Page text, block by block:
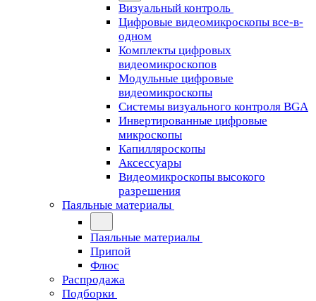
Визуальный контроль
Цифровые видеомикроскопы все-в-
одном
Комплекты цифровых
видеомикроскопов
Модульные цифровые
видеомикроскопы
Cистемы визуального контроля BGA
Инвертированные цифровые
микроскопы
Капилляроскопы
Аксессуары
Видеомикроскопы высокого
разрешения
Паяльные материалы
Паяльные материалы
Припой
Флюс
Распродажа
Подборки